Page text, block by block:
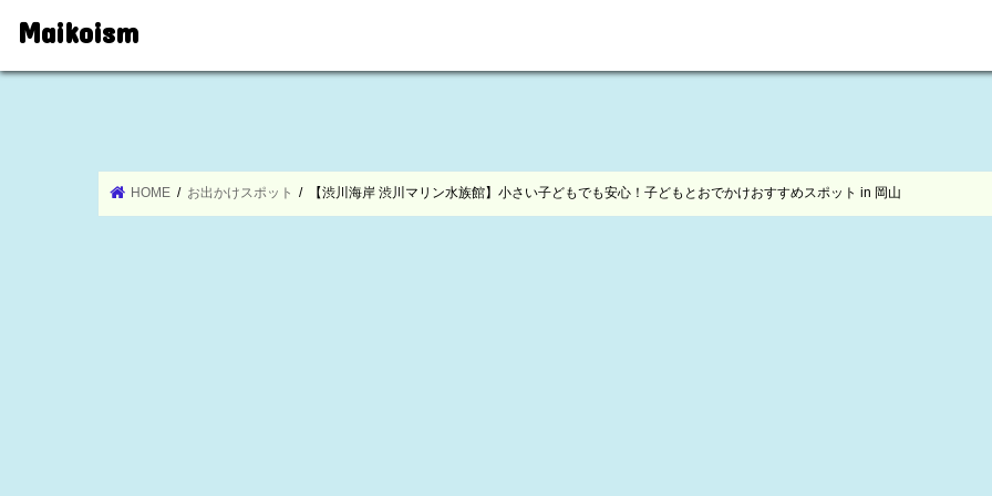
Maikoism
HOME お出かけスポット 【渋川海岸 渋川マリン水族館】小さい子どもでも安心！子どもとおでかけおすすめスポット in 岡山